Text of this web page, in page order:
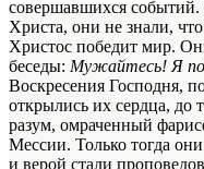
совершавшихся
Христа, они не знали,
Христос победит мир.
беседы: Мужайтесь! Я
Воскресения Господня,
открылись их сердца, до
разум, омраченный
Мессии. Только тогда
и верой стали